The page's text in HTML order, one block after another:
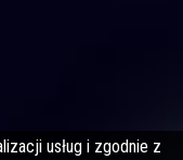
usług i zgodnie z